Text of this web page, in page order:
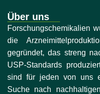
Über uns
Forschungschemikalien
die
gegründet, das streng
USP-Standards
sind für jeden von uns
Suche nach